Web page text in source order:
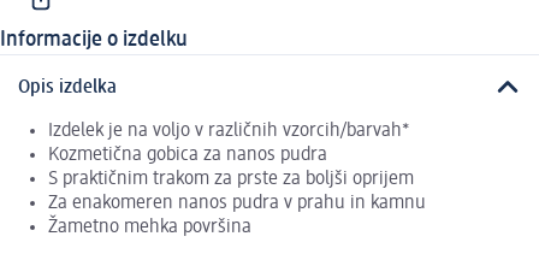
Informacije o izdelku
Opis izdelka
Izdelek je na voljo v različnih vzorcih/barvah*
Kozmetična gobica za nanos pudra
S praktičnim trakom za prste za boljši oprijem
Za enakomeren nanos pudra v prahu in kamnu
Žametno mehka površina